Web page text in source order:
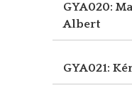
GYA020:
Albert
GYA021: